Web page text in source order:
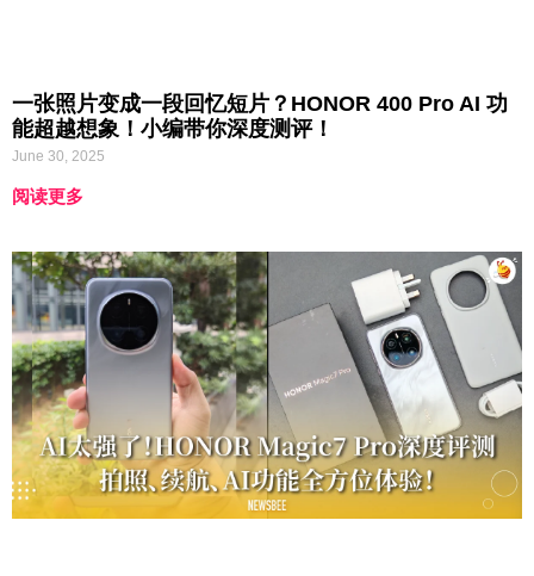
一张照片变成一段回忆短片？HONOR 400 Pro AI 功
能超越想象！小编带你深度测评！
June 30, 2025
阅读更多